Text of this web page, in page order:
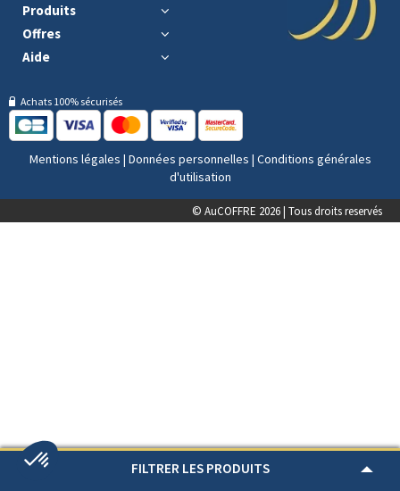
FILTRER LES PRODUITS
Produits
Offres
Aide
Achats 100% sécurisés
Mentions légales | Données personnelles | Conditions générales
d'utilisation
© AuCOFFRE 2026 | Tous droits reservés